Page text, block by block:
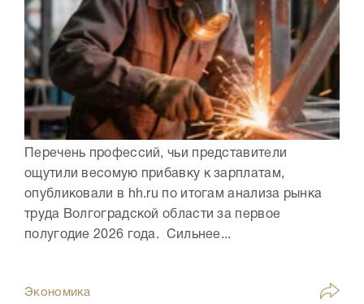
Перечень профессий, чьи представители
ощутили весомую прибавку к зарплатам,
опубликовали в hh.ru по итогам анализа рынка
труда Волгоградской области за первое
полугодие 2026 года. Сильнее...
Экономика